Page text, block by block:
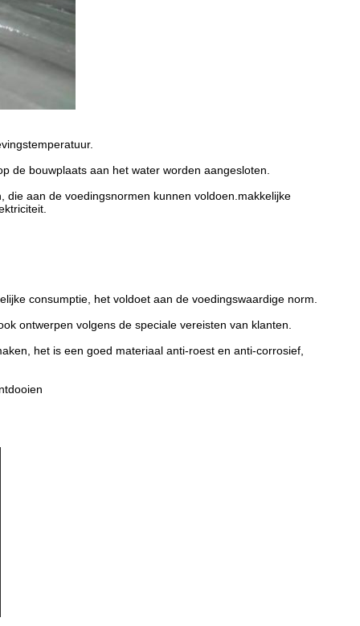
de bouwplaats aan het water worden aangesloten.
aan de voedingsnormen kunnen voldoen.makkelijke
consumptie, het voldoet aan de voedingswaardige norm.
ontwerpen volgens de speciale vereisten van klanten.
het is een goed materiaal anti-roest en anti-corrosief,